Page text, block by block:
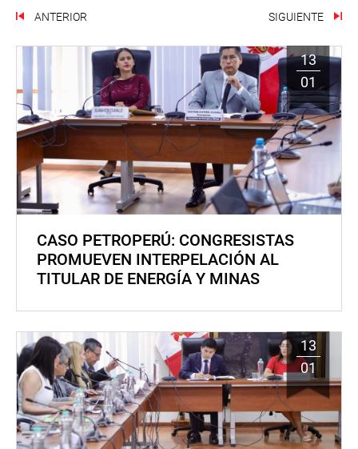
ANTERIOR SIGUIENTE
13
01
CASO PETROPERÚ: CONGRESISTAS
PROMUEVEN INTERPELACIÓN AL
TITULAR DE ENERGÍA Y MINAS
13
01